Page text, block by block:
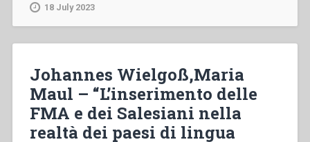
Don
Bosco”
in
Bosco’s
18 July 2023
Johannes Wielgoß,Maria
Maul – “L’inserimento delle
FMA e dei Salesiani nella
realtà dei paesi di lingua